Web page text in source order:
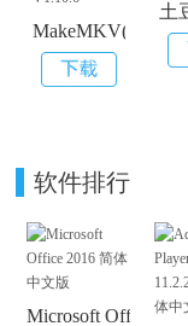
MakeMKV(影片转
土
软件排行
Microsoft Office